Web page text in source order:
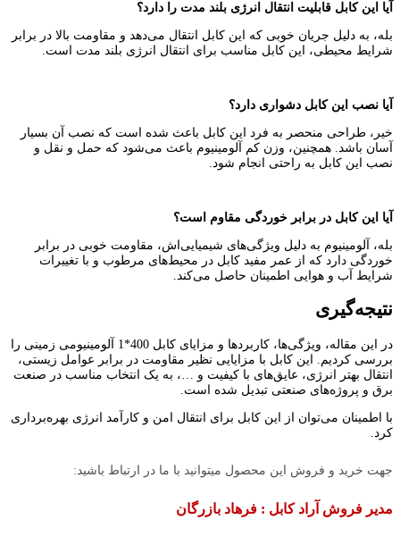
آیا این کابل قابلیت انتقال انرژی بلند مدت را دارد؟
بله، به دلیل جریان خوبی که این کابل انتقال می‌دهد و مقاومت بالا در برابر
شرایط محیطی، این کابل مناسب برای انتقال انرژی بلند مدت است.
آیا نصب این کابل دشواری دارد؟
خیر، طراحی منحصر به فرد این کابل باعث شده است که نصب آن بسیار
آسان باشد. همچنین، وزن کم آلومینیوم باعث می‌شود که حمل و نقل و
نصب این کابل به راحتی انجام شود.
آیا این کابل در برابر خوردگی مقاوم است؟
بله، آلومینیوم به دلیل ویژگی‌های شیمیایی‌اش، مقاومت خوبی در برابر
خوردگی دارد که از عمر مفید کابل در محیط‌های مرطوب و با تغییرات
شرایط آب و هوایی اطمینان حاصل می‌کند.
نتیجه‌گیری
در این مقاله، ویژگی‌ها، کاربردها و مزایای کابل 400*1 آلومینیومی زمینی را
بررسی کردیم. این کابل با مزایایی نظیر مقاومت در برابر عوامل زیستی،
انتقال بهتر انرژی، عایق‌های با کیفیت و …، به یک انتخاب مناسب در صنعت
برق و پروژه‌های صنعتی تبدیل شده است.
با اطمینان می‌توان از این کابل برای انتقال امن و کارآمد انرژی بهره‌برداری
کرد.
جهت خرید و فروش این محصول میتوانید با ما در ارتباط باشید:
مدیر فروش آراد کابل : فرهاد بازرگان